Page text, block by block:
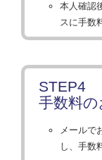
本人確認
スに手数
STEP4
手数料
メールで
し、手数